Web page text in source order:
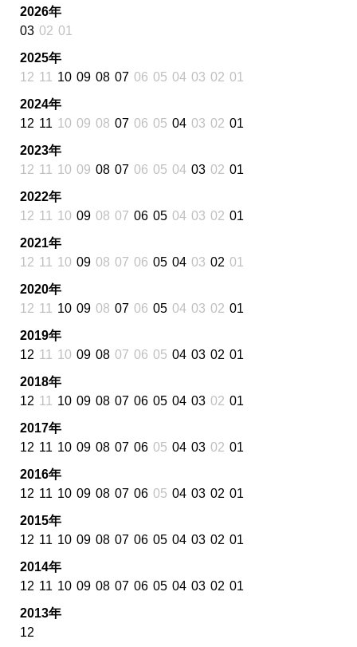
2026年
03 02 01
2025年
12 11 10 09 08 07 06 05 04 03 02 01
2024年
12 11 10 09 08 07 06 05 04 03 02 01
2023年
12 11 10 09 08 07 06 05 04 03 02 01
2022年
12 11 10 09 08 07 06 05 04 03 02 01
2021年
12 11 10 09 08 07 06 05 04 03 02 01
2020年
12 11 10 09 08 07 06 05 04 03 02 01
2019年
12 11 10 09 08 07 06 05 04 03 02 01
2018年
12 11 10 09 08 07 06 05 04 03 02 01
2017年
12 11 10 09 08 07 06 05 04 03 02 01
2016年
12 11 10 09 08 07 06 05 04 03 02 01
2015年
12 11 10 09 08 07 06 05 04 03 02 01
2014年
12 11 10 09 08 07 06 05 04 03 02 01
2013年
12